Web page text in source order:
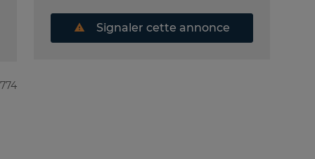
Signaler cette annonce